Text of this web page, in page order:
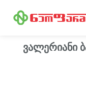
ვალერიანი